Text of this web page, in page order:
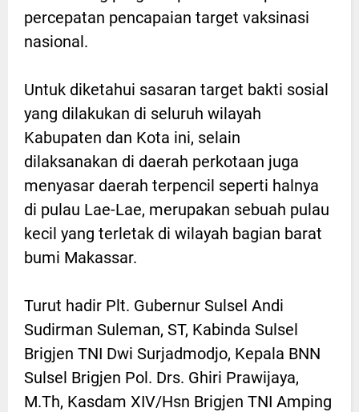
percepatan pencapaian target vaksinasi
nasional.
Untuk diketahui sasaran target bakti sosial
yang dilakukan di seluruh wilayah
Kabupaten dan Kota ini, selain
dilaksanakan di daerah perkotaan juga
menyasar daerah terpencil seperti halnya
di pulau Lae-Lae, merupakan sebuah pulau
kecil yang terletak di wilayah bagian barat
bumi Makassar.
Turut hadir Plt. Gubernur Sulsel Andi
Sudirman Suleman, ST, Kabinda Sulsel
Brigjen TNI Dwi Surjadmodjo, Kepala BNN
Sulsel Brigjen Pol. Drs. Ghiri Prawijaya,
M.Th, Kasdam XIV/Hsn Brigjen TNI Amping